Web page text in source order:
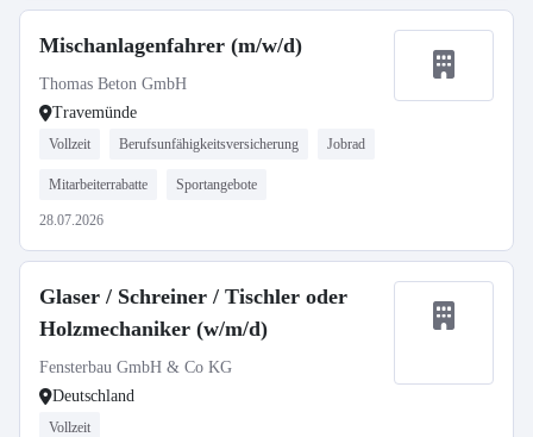
Mischanlagenfahrer (m/w/d)
Thomas Beton GmbH
Travemünde
Vollzeit Berufsunfähigkeitsversicherung Jobrad
Mitarbeiterrabatte Sportangebote
28.07.2026
Glaser / Schreiner / Tischler oder
Holzmechaniker (w/m/d)
Fensterbau GmbH & Co KG
Deutschland
Vollzeit